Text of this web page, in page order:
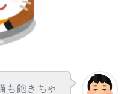
も飽きちゃ